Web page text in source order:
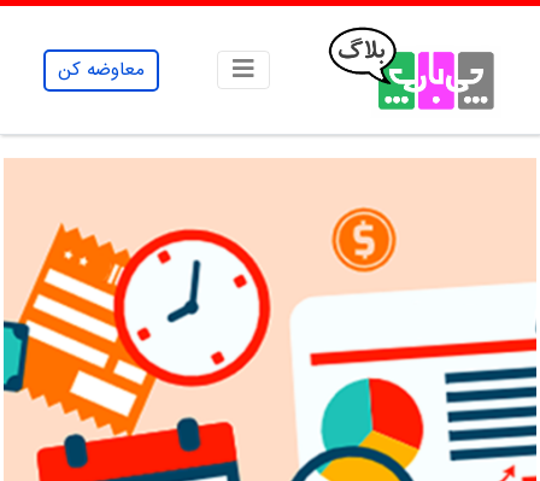
معاوضه کن